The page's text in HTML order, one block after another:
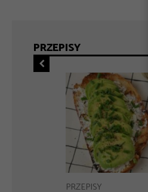
PRZEPISY
PRZEPISY